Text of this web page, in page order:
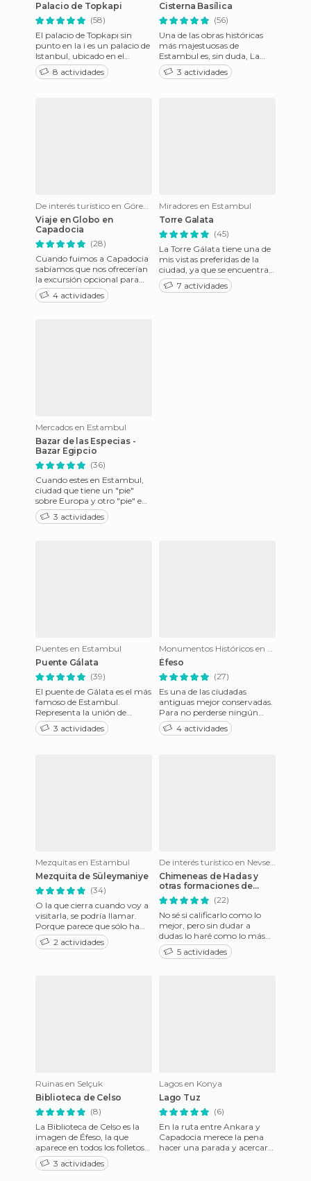
Palacio de Topkapi
(58)
El palacio de Topkapı sin
punto en la i es un palacio de
Istanbul, ubicado en el
cuerno de oro, en la ribera
europea de la ciudad.
8 actividades
Cisterna Basílica
(56)
Una de las obras históricas
más majestuosas de
Estambul es, sin duda, La
Cisterna Basílica, construida
durante el reinado de Justi
3 actividades
De interés turístico en Göreme
Viaje en Globo en
Capadocia
(28)
Cuando fuimos a Capadocia
sabíamos que nos ofrecerían
la excursión opcional para
sobrevolar la región en globo
y por eso íbamos me
4 actividades
Miradores en Estambul
Torre Galata
(45)
La Torre Gálata tiene una de
mis vistas preferidas de la
ciudad, ya que se encuentra
en una colina desde la que se
domina la parte
7 actividades
Mercados en Estambul
Bazar de las Especias -
Bazar Egipcio
(36)
Cuando estes en Estambul,
ciudad que tiene un "pie"
sobre Europa y otro "pie" en
Asia, única ciudad en el
mundo entero construida
3 actividades
Puentes en Estambul
Puente Gálata
(39)
El puente de Gálata es el más
famoso de Estambul.
Representa la unión de
Oriente y Occidente, ya que
de hecho, une estos dos
3 actividades
Monumentos Históricos en Selçuk
Éfeso
(27)
Es una de las ciudadas
antiguas mejor conservadas.
Para no perderse ningún
detalle es recomendable
4 actividades
Mezquitas en Estambul
Mezquita de Süleymaniye
(34)
O la que cierra cuando voy a
visitarla, se podría llamar.
Porque parece que sólo ha
querido enseñarme a mí su
belleza. Un poco eg
2 actividades
De interés turístico en Nevsehir
Chimeneas de Hadas y
otras formaciones de
Capadocia
(22)
No sé si calificarlo como lo
mejor, pero sin dudar a
dudas lo haré como lo más
espectacular y original de
toda la Capadocia: las C
5 actividades
Ruinas en Selçuk
Biblioteca de Celso
(8)
La Biblioteca de Celso es la
imagen de Éfeso, la que
aparece en todos los folletos
turísticos, el lugar que todo el
mundo fotograf
3 actividades
Lagos en Konya
Lago Tuz
(6)
En la ruta entre Ankara y
Capadocia merece la pena
hacer una parada y acercarse